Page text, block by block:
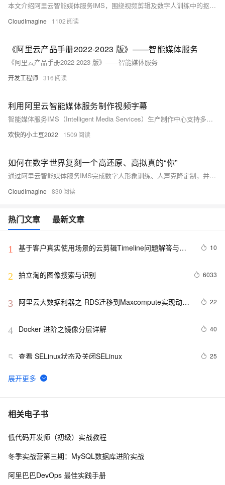
本文介绍阿里云智能媒体服务IMS，围绕视频剪辑及数字人训练中的抠图需求，如何运用 绿幕抠图、实景抠图能力，实现高效、便捷的视频制作及合成体验。
CloudImagine 1102
《阿里云产品手册2022-2023 版》——智能媒体服务
《阿里云产品手册2022-2023 版》——智能媒体服务
开发工程师 316
利用阿里云智能媒体服务制作视频字幕
智能媒体服务IMS（Intelligent Media Services）生产制作中心支持多轨剪切拼接、混音、字幕、图片叠加、遮标、转场特效、智能字幕、绿幕抠图等一系列功能，本文主要介绍如何如何利用智能媒体服务制作视频字幕。
欢快的小土豆2022 1509
如何在数字世界复刻一个高还原、高拟真的“你”
通过阿里云智能媒体服务IMS完成数字人形象训练、人声克隆定制，并使用Timeline实现视频合成及创作，打造一个“声形俱佳”的数字分身。
CloudImagine 830
热门文章 最新文章
1
基于客户真实使用场景的云剪辑Timeline问题解答与代
10
2 拍立淘的图像搜索与识别 6033
3
阿里云大数据利器之-RDS迁移到Maxcompute实现动态
22
4 Docker 进阶之镜像分层详解 40
5 查看 SELinux状态及关闭SELinux 25
6
剑池CDK开发工具介绍  |  《平头哥剑池CDK快速上手指
7 阿里云上线视频云剪辑  快速产出PGC短视频不再是问
8 淘拍-视频云剪辑，我们这样做
相关电子书
低代码开发师（初级）实战教程
冬季实战营第三期：MySQL数据库进阶实战
阿里巴巴DevOps 最佳实践手册